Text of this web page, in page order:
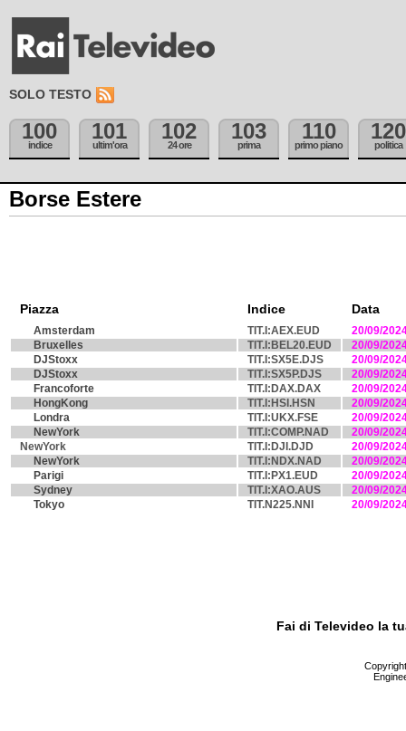
SOLO TESTO
100
indice
101
ultim'ora
102
24 ore
103
prima
110
primo piano
120
politica
Borse Estere
Piazza Indice Data
Amsterdam TIT.I:AEX.EUD
20/09/
Bruxelles
TIT.I:BEL20.EUD
20/09/
DJStoxx
TIT.I:SX5E.DJS
20/09/
DJStoxx
TIT.I:SX5P.DJS
20/09/
Francoforte
TIT.I:DAX.DAX
20/09/
HongKong
TIT.I:HSI.HSN
20/09/
Londra
TIT.I:UKX.FSE
20/09/
NewYork
TIT.I:COMP.NAD
20/09/
NewYork
TIT.I:DJI.DJD
20/09/
NewYork
TIT.I:NDX.NAD
20/09/
Parigi
TIT.I:PX1.EUD
20/09/
Sydney
TIT.I:XAO.AUS
20/09/
Tokyo
TIT.N225.NNI 20/09/
Fai di Televideo la